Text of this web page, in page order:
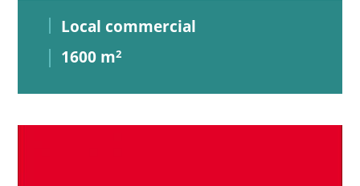
Local commercial
1600 m2